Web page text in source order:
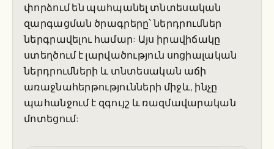
փորձում են պահպանել տնտեսական
զարգացման ծրագրերը՝ ներդրումներ
ներգրավելու համար: Այս իրավիճակը
ստեղծում է լարվածություն սոցիալական
ներդրումների և տնտեսական աճի
առաջնահերթությունների միջև, ինչը
պահանջում է զգույշ և ռազմավարական
մոտեցում: